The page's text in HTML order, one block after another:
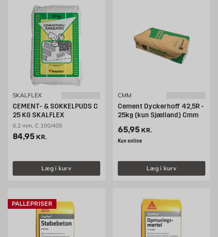
SKALFLEX
CEMENT- & SOKKELPUDS C
25 KG SKALFLEX
0,2 mm, C 100/400
Pris 84.95 kr. /stk
84,95 KR.
Læg i kurv
CMM
Cement Dyckerhoff 42,5R -
25kg (kun Sjælland) Cmm
Pris 65.95 kr. /stk
65,95 KR.
Kun online
Læg i kurv
PALLEPRISER